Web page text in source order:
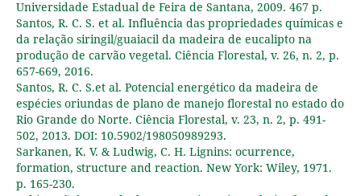
Universidade Estadual de Feira de Santana, 2009. 467 p.
Santos, R. C. S. et al. Influência das propriedades químicas e
da relação siringil/guaiacil da madeira de eucalipto na
produção de carvão vegetal. Ciência Florestal, v. 26, n. 2, p.
657-669, 2016.
Santos, R. C. S.et al. Potencial energético da madeira de
espécies oriundas de plano de manejo florestal no estado do
Rio Grande do Norte. Ciência Florestal, v. 23, n. 2, p. 491-
502, 2013. DOI: 10.5902/198050989293.
Sarkanen, K. V. & Ludwig, C. H. Lignins: ocurrence,
formation, structure and reaction. New York: Wiley, 1971.
p. 165-230.